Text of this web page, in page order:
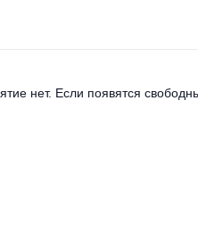
нет. Если появятся